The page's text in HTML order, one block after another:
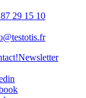
29 15 10
Newsletter